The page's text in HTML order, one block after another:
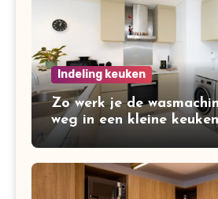
Indeling keuken
Zo werk je de
weg in een kleine keuken